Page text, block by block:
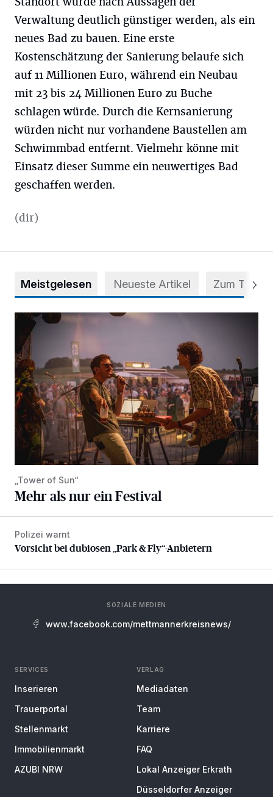
Verwaltung deutlich günstiger werden, als ein
neues Bad zu bauen. Eine erste
Kostenschätzung der Sanierung belaufe sich
auf 11 Millionen Euro, während ein Neubau
mit 23 bis 24 Millionen Euro zu Buche
schlagen würde. Durch die Kernsanierung
würden nicht nur vorhandene Baustellen am
Schwimmbad entfernt. Vielmehr könne mit
Einsatz dieser Summe ein neuwertiges Bad
geschaffen werden.
(dir)
Meistgelesen Neueste Artikel Zum Thema
Mehr als nur ein Festival
„Tower of Sun“
Mehr als nur ein Festival
Vorsicht bei dubiosen „Park & Fly“-Anbietern
Polizei warnt
Vorsicht bei dubiosen „Park & Fly“-Anbietern
SOZIALE MEDIEN
www.facebook.com/mettmannerkreisnews/
SERVICES
Inserieren
Trauerportal
Stellenmarkt
Immobilienmarkt
AZUBI NRW
VERLAG
Mediadaten
Team
Karriere
FAQ
Lokal Anzeiger Erkrath
Düsseldorfer Anzeiger